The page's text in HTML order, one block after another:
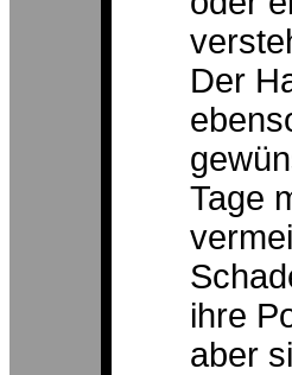
Der
Tage
ihre
aber